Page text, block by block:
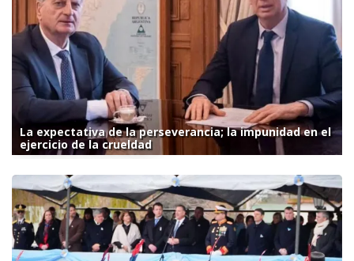
La expectativa de la perseverancia; la impunidad en el
ejercicio de la crueldad